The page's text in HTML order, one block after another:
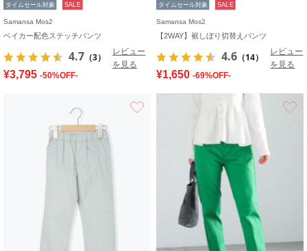
タイムセール対象 SALE
Samansa Mos2
ベイカー配色ステッチパンツ
4.7 （3）
レビュー
を見る
¥3,795 -50%OFF-
タイムセール対象 SALE
Samansa Mos2
【2WAY】裾しぼり切替えパンツ
4.6 （14）
レビュー
を見る
¥1,650 -69%OFF-